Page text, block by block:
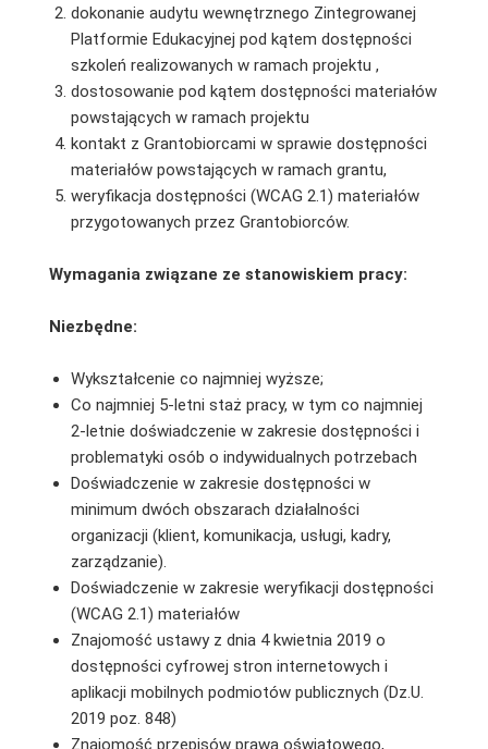
dokonanie audytu wewnętrznego Zintegrowanej
Platformie Edukacyjnej pod kątem dostępności
szkoleń realizowanych w ramach projektu ,
dostosowanie pod kątem dostępności materiałów
powstających w ramach projektu
kontakt z Grantobiorcami w sprawie dostępności
materiałów powstających w ramach grantu,
weryfikacja dostępności (WCAG 2.1) materiałów
przygotowanych przez Grantobiorców.
Wymagania związane ze stanowiskiem pracy:
Niezbędne:
Wykształcenie co najmniej wyższe;
Co najmniej 5-letni staż pracy, w tym co najmniej
2-letnie doświadczenie w zakresie dostępności i
problematyki osób o indywidualnych potrzebach
Doświadczenie w zakresie dostępności w
minimum dwóch obszarach działalności
organizacji (klient, komunikacja, usługi, kadry,
zarządzanie).
Doświadczenie w zakresie weryfikacji dostępności
(WCAG 2.1) materiałów
Znajomość ustawy z dnia 4 kwietnia 2019 o
dostępności cyfrowej stron internetowych i
aplikacji mobilnych podmiotów publicznych (Dz.U.
2019 poz. 848)
Znajomość przepisów prawa oświatowego,